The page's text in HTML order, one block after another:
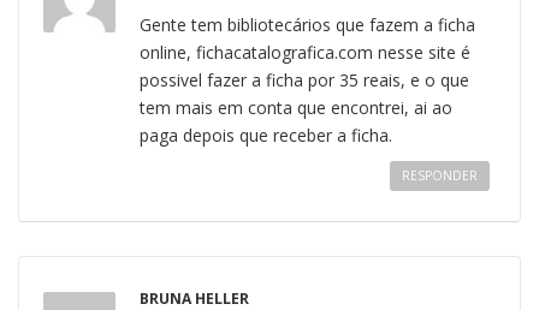
Gente tem bibliotecários que fazem a ficha
online, fichacatalografica.com nesse site é
possivel fazer a ficha por 35 reais, e o que
tem mais em conta que encontrei, ai ao
paga depois que receber a ficha.
RESPONDER
BRUNA HELLER